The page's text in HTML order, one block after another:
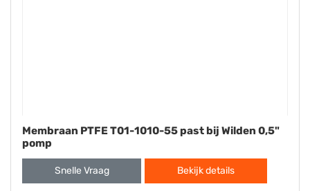
Membraan PTFE T01-1010-55 past bij Wilden 0,5"
pomp
Snelle Vraag Bekijk details